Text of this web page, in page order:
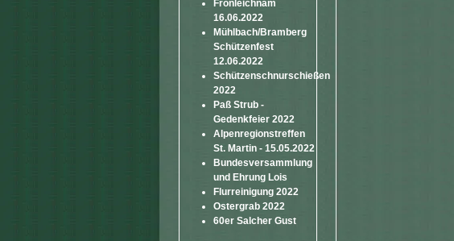
Fronleichnam
16.06.2022
Mühlbach/Bramberg
Schützenfest
12.06.2022
Schützenschnurschießen
2022
Paß Strub -
Gedenkfeier 2022
Alpenregionstreffen
St. Martin - 15.05.2022
Bundesversammlung
und Ehrung Lois
Flurreinigung 2022
Ostergrab 2022
60er Salcher Gust